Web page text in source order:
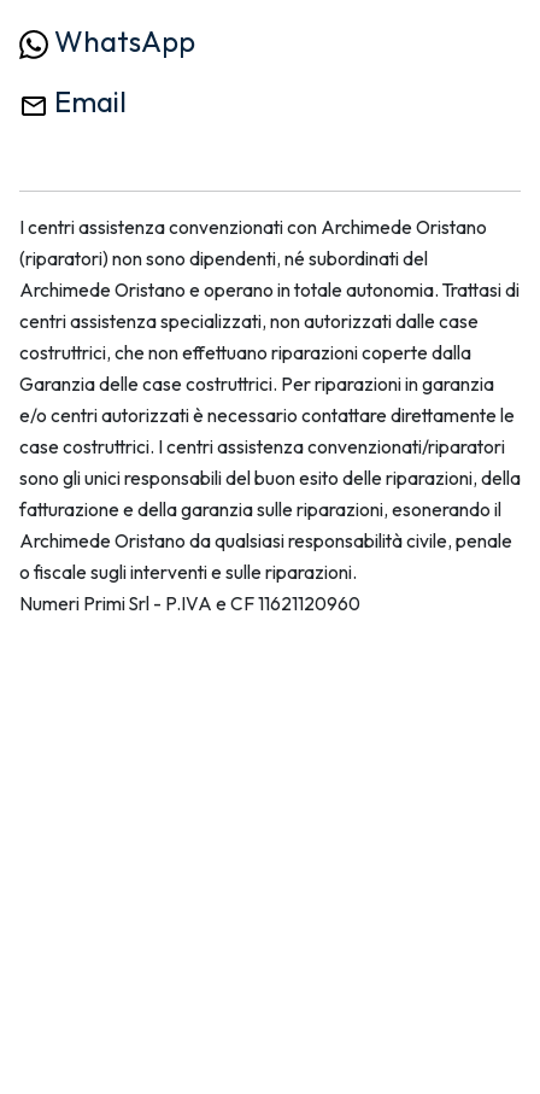
WhatsApp
Email
I centri assistenza convenzionati con Archimede Oristano
(riparatori) non sono dipendenti, né subordinati del
Archimede Oristano e operano in totale autonomia. Trattasi di
centri assistenza specializzati, non autorizzati dalle case
costruttrici, che non effettuano riparazioni coperte dalla
Garanzia delle case costruttrici. Per riparazioni in garanzia
e/o centri autorizzati è necessario contattare direttamente le
case costruttrici. I centri assistenza convenzionati/riparatori
sono gli unici responsabili del buon esito delle riparazioni, della
fatturazione e della garanzia sulle riparazioni, esonerando il
Archimede Oristano da qualsiasi responsabilità civile, penale
o fiscale sugli interventi e sulle riparazioni.
Numeri Primi Srl - P.IVA e CF 11621120960